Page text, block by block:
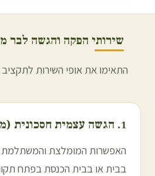
שירותי הפקה והגשה לבר
התאימו את אופי השירות לתקציב
1. הגשה עצמית חסכונית (מנות אוכל מוכן)
האפשרות המומלצת והמשתלמת
בבית או בבית הכנסת בפתח